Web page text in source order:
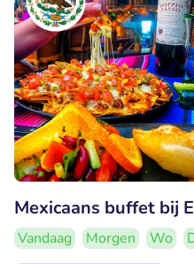
Mexicaans buffet bij
Vandaag Morgen Wo